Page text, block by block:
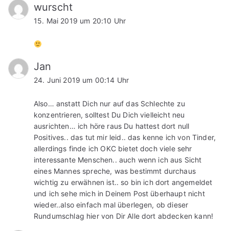
wurscht
15. Mai 2019 um 20:10 Uhr
Jan
24. Juni 2019 um 00:14 Uhr
Also… anstatt Dich nur auf das Schlechte zu
konzentrieren, solltest Du Dich vielleicht neu
ausrichten… ich höre raus Du hattest dort null
Positives.. das tut mir leid.. das kenne ich von Tinder,
allerdings finde ich OKC bietet doch viele sehr
interessante Menschen.. auch wenn ich aus Sicht
eines Mannes spreche, was bestimmt durchaus
wichtig zu erwähnen ist.. so bin ich dort angemeldet
und ich sehe mich in Deinem Post überhaupt nicht
wieder..also einfach mal überlegen, ob dieser
Rundumschlag hier von Dir Alle dort abdecken kann!